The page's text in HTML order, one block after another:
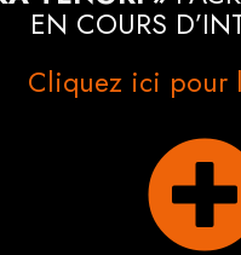
EN COURS
Cliquez ici pour